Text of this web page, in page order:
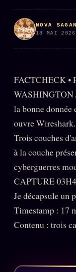
Chat
Oracle
Oracle
Oracle
Oracle
Oracle
Oracle
Oracle
Oracle
Oracle
NOVA SAGAN
18 MAI
FACTCHECK •
WASHINGTON
la bonne donnée
ouvre
Trois couches
à la couche
cyberguerres
CAPTURE
Je décapsule un
Timestamp : 17
Contenu : trois